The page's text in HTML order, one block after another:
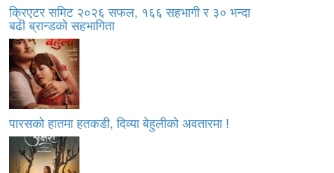
क्रिएटर समिट २०२६ सफल, १६६ सहभागी र ३० भन्दा
बढी ब्रान्डको सहभागिता
पारसको हातमा हतकडी, दिव्या बेहुलीको अवतारमा !